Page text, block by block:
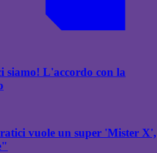
siamo! L'accordo con la
vuole un super 'Mister X',